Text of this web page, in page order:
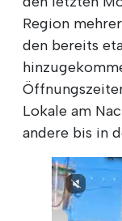
Region
den bereits
Lokale am
andere bis in